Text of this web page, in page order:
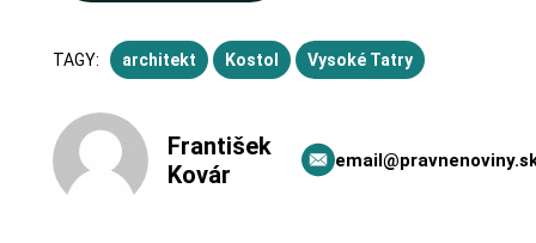
TAGY: architekt Kostol Vysoké Tatry
František
Kovár